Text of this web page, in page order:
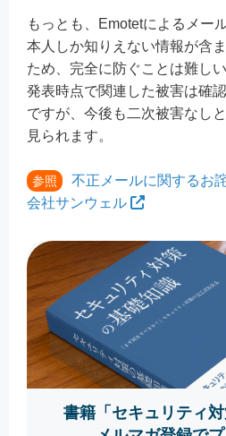
もっとも、Emotetによるメー
本人しか知りえない情報が含
ため、完全に防ぐことは難し
発表時点で関連した被害は確
ですが、今後も二次被害なし
見られます。
参照
不正メールに関するお
会社サンウェル
書籍「セキュリティ対